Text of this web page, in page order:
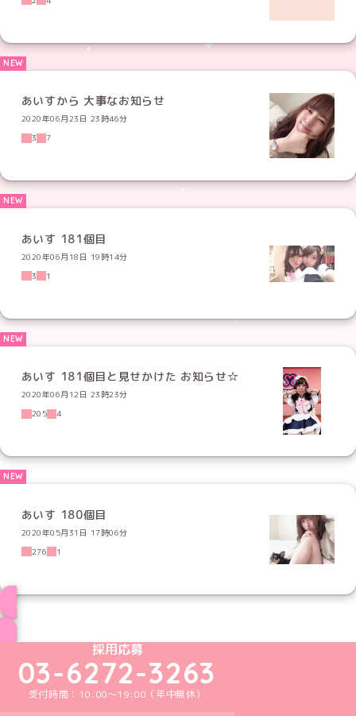
あいすから 大事なお知らせ
2020年06月23日 23時46分
3
7
あいす 181個目
2020年06月18日 19時14分
3
1
あいす 181個目と見せかけた お知らせ☆
2020年06月12日 23時23分
205
4
あいす 180個目
2020年05月31日 17時06分
276
1
めいどりーみんTikTok公式アカウント
めいどりーみんX公式アカウント
めいどりーみんInstagram公式アカウント
めいどりーみんFacebook公式アカウン
めいどりーみんYouTube公式アカ
採用応募
03-6272-3263
受付時間：10:00～19:00（年中無休）